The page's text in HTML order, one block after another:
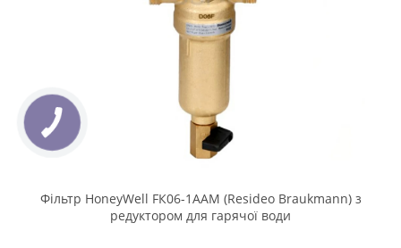
Фільтр HoneyWell FК06-1ААМ (Resideo Braukmann) з
редуктором для гарячої води